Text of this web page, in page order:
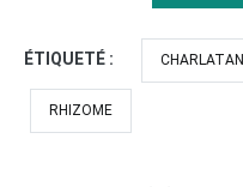
ÉTIQUETÉ : CHARLATAN
RHIZOME